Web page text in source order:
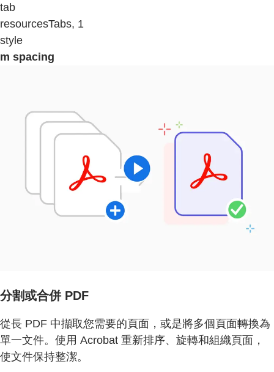
tab
resourcesTabs, 1
style
m spacing
分割或合併 PDF
從長 PDF 中擷取您需要的頁面，或是將多個頁面轉換為
單一文件。使用 Acrobat 重新排序、旋轉和組織頁面，
使文件保持整潔。